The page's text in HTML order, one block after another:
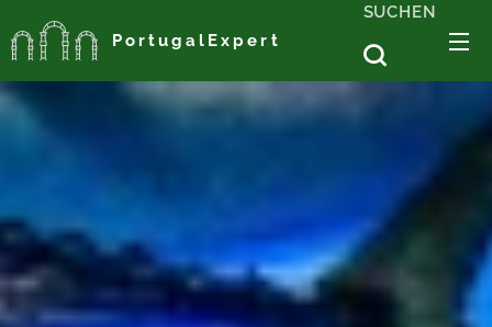
PortugalExpert
SUCHEN